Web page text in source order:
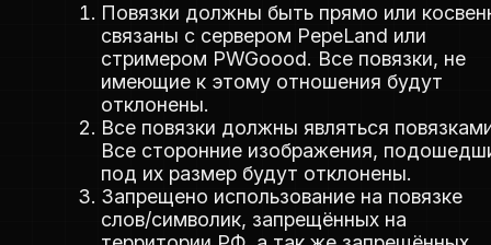
Повязки должны быть прямо или
связаны с сервером PepeLand или
стримером PWGoood. Все повязки, не
имеющие к этому отношения будут
отклонены.
Все повязки должны являться
Все сторонние изображения,
под их размер будут отклонены.
Запрещено использование на повязке
слов/символик, запрещённых на